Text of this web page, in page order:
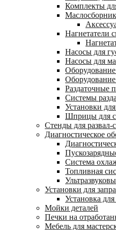
Комплекты
Нагнетатели
Насосы для
Насосы для
Раздаточные
Системы
Установки
Шприцы для
Стенды для развал-
Диагностическое
Система
Топливная
Установки для
Установка
Мойки деталей
Печки на
Мебель для